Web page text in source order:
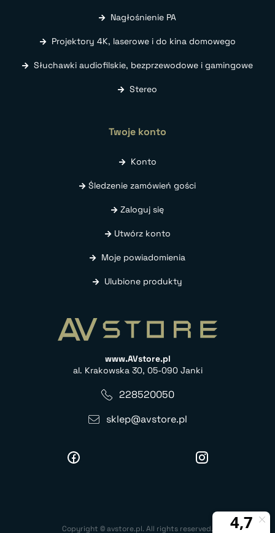
Nagłośnienie PA
Projektory 4K, laserowe i do kina domowego
Słuchawki audiofilskie, bezprzewodowe i gamingowe
Stereo
Twoje konto
Konto
Śledzenie zamówień gości
Zaloguj się
Utwórz konto
Moje powiadomienia
Ulubione produkty
www.AVstore.pl
al. Krakowska 30, 05-090 Janki
228520050
sklep@avstore.pl
Copyright © avstore.pl. All rights reserved.